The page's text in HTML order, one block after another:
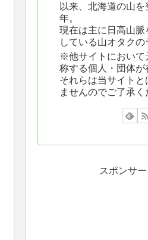
以来、北海道の山を
年。
現在は主に日高山脈
している山オタクの
※他サイトにおいて
称する個人・団体が
それらは当サイトと
ませんのでご了承く
スポンサ